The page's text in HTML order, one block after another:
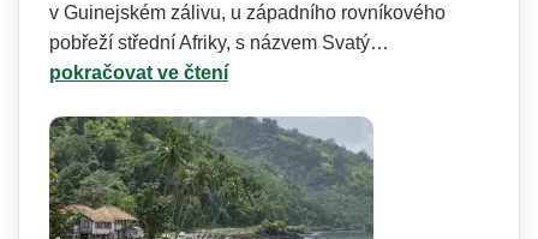
v Guinejském zálivu, u západního rovníkového
pobřeží střední Afriky, s názvem Svatý…
pokračovat ve čtení